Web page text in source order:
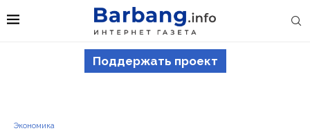
Поддержать проект
Экономика